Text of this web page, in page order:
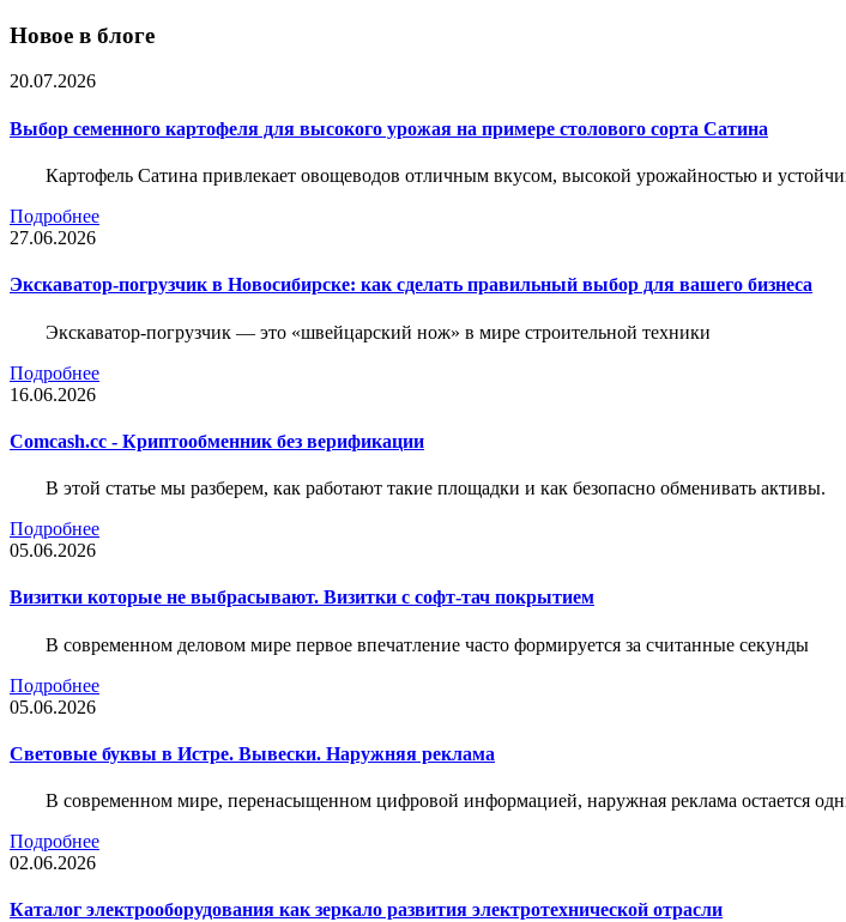
Новое в блоге
20.07.2026
Выбор семенного картофеля для высокого урожая на примере столового сорта Сатина
Картофель Сатина привлекает овощеводов отличным вкусом, высокой урожайностью и
Подробнее
27.06.2026
Экскаватор-погрузчик в Новосибирске: как сделать правильный выбор для вашего бизнеса
Экскаватор-погрузчик — это «швейцарский нож» в мире строительной техники
Подробнее
16.06.2026
Comcash.cc - Криптообменник без верификации
В этой статье мы разберем, как работают такие площадки и как безопасно обменивать активы.
Подробнее
05.06.2026
Визитки которые не выбрасывают. Визитки с софт-тач покрытием
В современном деловом мире первое впечатление часто формируется за считанные секунды
Подробнее
05.06.2026
Световые буквы в Истре. Вывески. Наружняя реклама
В современном мире, перенасыщенном цифровой информацией, наружная реклама остается
Подробнее
02.06.2026
Каталог электрооборудования как зеркало развития электротехнической отрасли